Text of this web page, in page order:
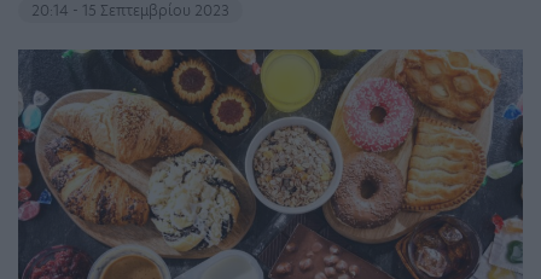
20:14 - 15 Σεπτεμβρίου 2023